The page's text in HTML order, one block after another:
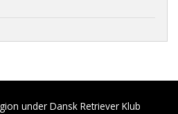
under Dansk Retriever Klub